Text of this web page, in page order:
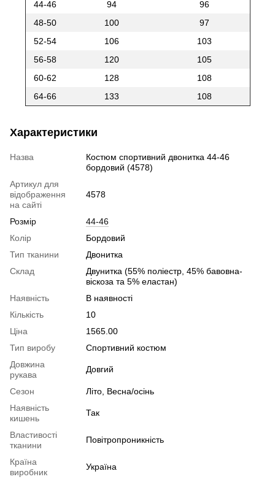
44-46 94
96
48-50
100
97
52-54
106
103
56-58
120
105
60-62
128
108
64-66
133 108
Характеристики
Назва
Костюм спортивний двонитка 44-46
бордовий (4578)
Артикул для
відображення
на сайті
4578
Розмір
44-46
Колір
Бордовий
Тип тканини
Двонитка
Склад
Двунитка (55% поліестр, 45% бавовна-
віскоза та 5% еластан)
Наявність
В наявності
Кількість
10
Ціна
1565.00
Тип виробу
Спортивний костюм
Довжина
рукава
Довгий
Сезон
Літо, Весна/осінь
Наявність
кишень
Так
Властивості
тканини
Повітропроникність
Країна
виробник
Україна